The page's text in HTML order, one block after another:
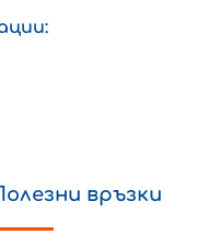
връзки